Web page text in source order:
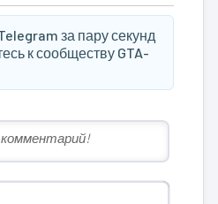
за пару секунд
к сообществу GTA-
Имя*